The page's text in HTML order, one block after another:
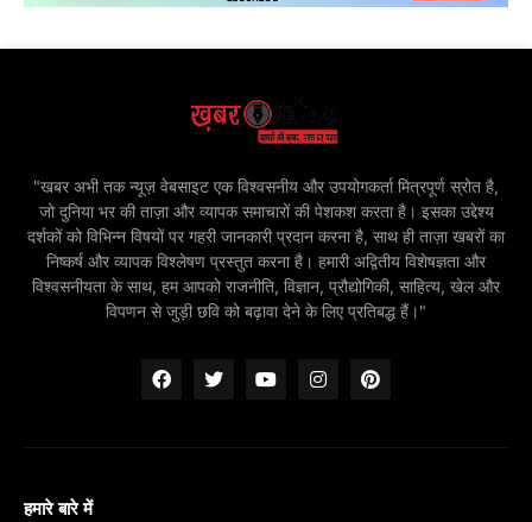
"खबर अभी तक न्यूज़ वेबसाइट एक विश्वसनीय और उपयोगकर्ता मित्रपूर्ण स्रोत है,
जो दुनिया भर की ताज़ा और व्यापक समाचारों की पेशकश करता है। इसका उद्देश्य
दर्शकों को विभिन्न विषयों पर गहरी जानकारी प्रदान करना है, साथ ही ताज़ा खबरों का
निष्कर्ष और व्यापक विश्लेषण प्रस्तुत करना है। हमारी अद्वितीय विशेषज्ञता और
विश्वसनीयता के साथ, हम आपको राजनीति, विज्ञान, प्रौद्योगिकी, साहित्य, खेल और
विपणन से जुड़ी छवि को बढ़ावा देने के लिए प्रतिबद्ध हैं।"
हमारे बारे में